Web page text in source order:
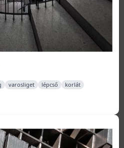
varosliget lépcső korlát